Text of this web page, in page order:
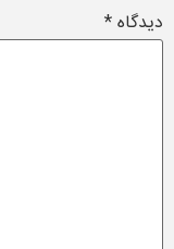
دیدگاه*